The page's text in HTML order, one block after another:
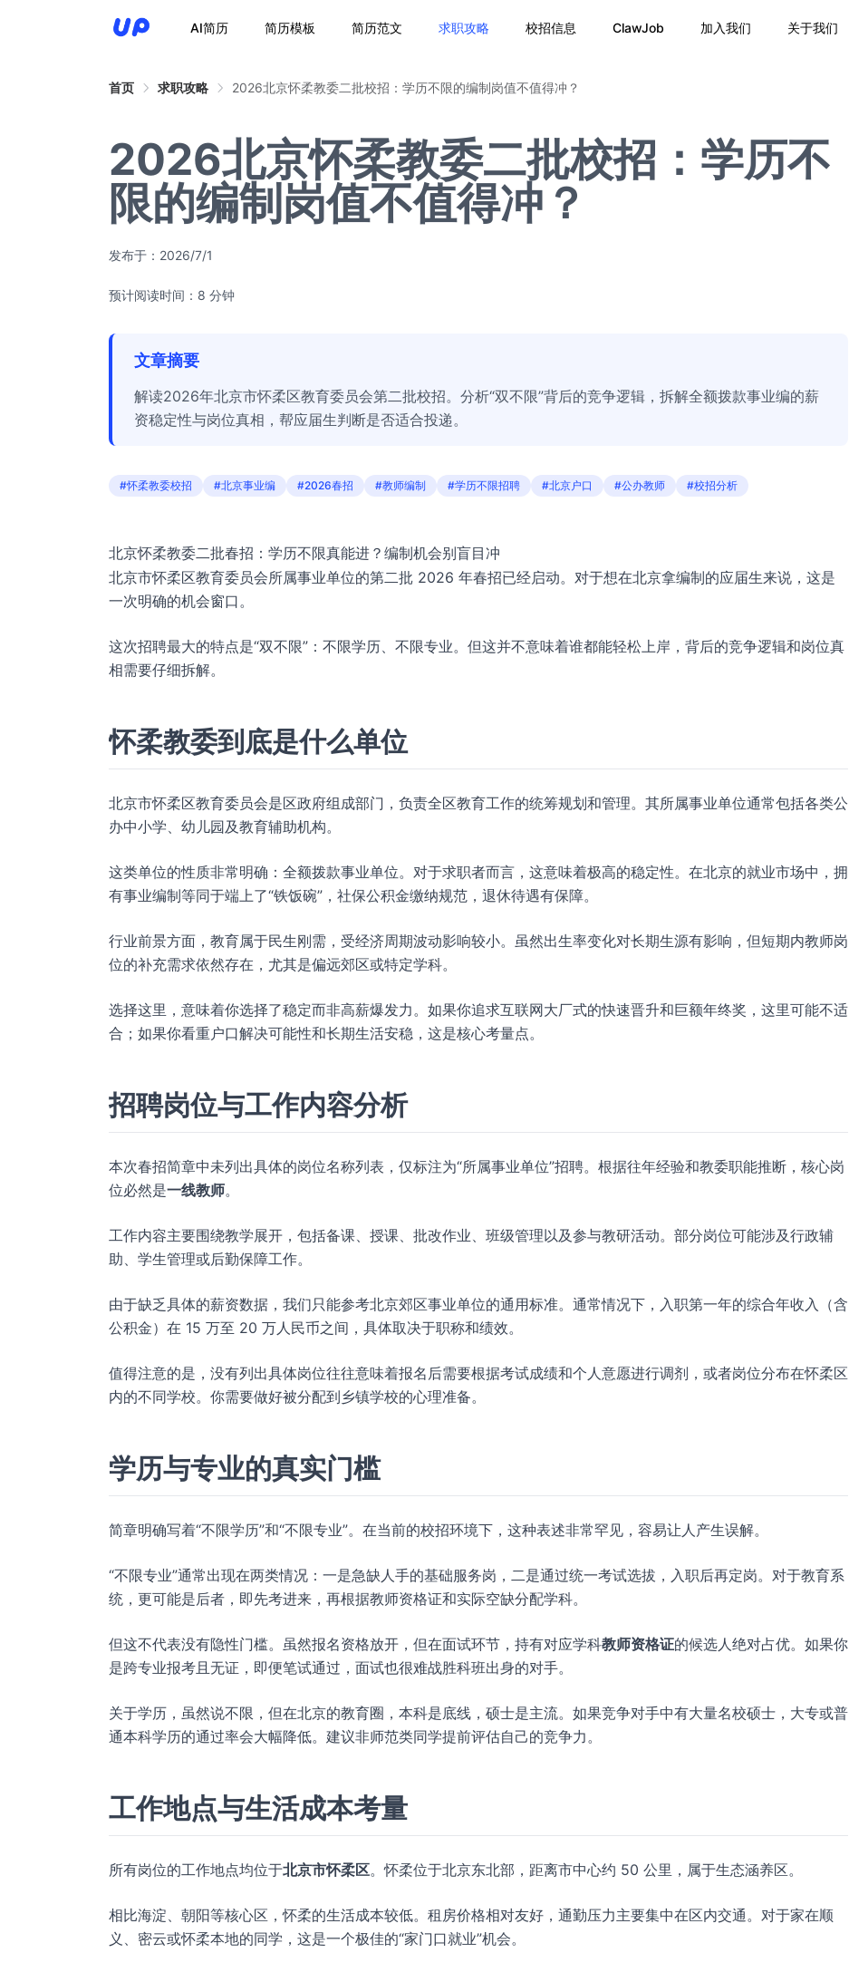
AI简历 简历模板 简历范文 求职攻略 校招信息 ClawJob 加入我们 关于我们
首页 求职攻略 2026北京怀柔教委二批校招：学历不限的编制岗值不值得冲？
2026北京怀柔教委二批校招：学历不
限的编制岗值不值得冲？
发布于： 2026/7/1
预计阅读时间：8 分钟
文章摘要
解读2026年北京市怀柔区教育委员会第二批校招。分析“双不限”背后的竞争逻辑，拆解全额拨款事业编的薪
资稳定性与岗位真相，帮应届生判断是否适合投递。
#怀柔教委校招 #北京事业编 #2026春招 #教师编制 #学历不限招聘 #北京户口 #公办教师 #校招分析
北京怀柔教委二批春招：学历不限真能进？编制机会别盲目冲
北京市怀柔区教育委员会所属事业单位的第二批 2026 年春招已经启动。对于想在北京拿编制的应届生来说，这是
一次明确的机会窗口。
这次招聘最大的特点是“双不限”：不限学历、不限专业。但这并不意味着谁都能轻松上岸，背后的竞争逻辑和岗位真
相需要仔细拆解。
怀柔教委到底是什么单位
北京市怀柔区教育委员会是区政府组成部门，负责全区教育工作的统筹规划和管理。其所属事业单位通常包括各类公
办中小学、幼儿园及教育辅助机构。
这类单位的性质非常明确：全额拨款事业单位。对于求职者而言，这意味着极高的稳定性。在北京的就业市场中，拥
有事业编制等同于端上了“铁饭碗”，社保公积金缴纳规范，退休待遇有保障。
行业前景方面，教育属于民生刚需，受经济周期波动影响较小。虽然出生率变化对长期生源有影响，但短期内教师岗
位的补充需求依然存在，尤其是偏远郊区或特定学科。
选择这里，意味着你选择了稳定而非高薪爆发力。如果你追求互联网大厂式的快速晋升和巨额年终奖，这里可能不适
合；如果你看重户口解决可能性和长期生活安稳，这是核心考量点。
招聘岗位与工作内容分析
本次春招简章中未列出具体的岗位名称列表，仅标注为“所属事业单位”招聘。根据往年经验和教委职能推断，核心岗
位必然是一线教师。
工作内容主要围绕教学展开，包括备课、授课、批改作业、班级管理以及参与教研活动。部分岗位可能涉及行政辅
助、学生管理或后勤保障工作。
由于缺乏具体的薪资数据，我们只能参考北京郊区事业单位的通用标准。通常情况下，入职第一年的综合年收入（含
公积金）在 15 万至 20 万人民币之间，具体取决于职称和绩效。
值得注意的是，没有列出具体岗位往往意味着报名后需要根据考试成绩和个人意愿进行调剂，或者岗位分布在怀柔区
内的不同学校。你需要做好被分配到乡镇学校的心理准备。
学历与专业的真实门槛
简章明确写着“不限学历”和“不限专业”。在当前的校招环境下，这种表述非常罕见，容易让人产生误解。
“不限专业”通常出现在两类情况：一是急缺人手的基础服务岗，二是通过统一考试选拔，入职后再定岗。对于教育系
统，更可能是后者，即先考进来，再根据教师资格证和实际空缺分配学科。
但这不代表没有隐性门槛。虽然报名资格放开，但在面试环节，持有对应学科教师资格证的候选人绝对占优。如果你
是跨专业报考且无证，即便笔试通过，面试也很难战胜科班出身的对手。
关于学历，虽然说不限，但在北京的教育圈，本科是底线，硕士是主流。如果竞争对手中有大量名校硕士，大专或普
通本科学历的通过率会大幅降低。建议非师范类同学提前评估自己的竞争力。
工作地点与生活成本考量
所有岗位的工作地点均位于北京市怀柔区。怀柔位于北京东北部，距离市中心约 50 公里，属于生态涵养区。
相比海淀、朝阳等核心区，怀柔的生活成本较低。租房价格相对友好，通勤压力主要集中在区内交通。对于家在顺
义、密云或怀柔本地的同学，这是一个极佳的“家门口就业”机会。